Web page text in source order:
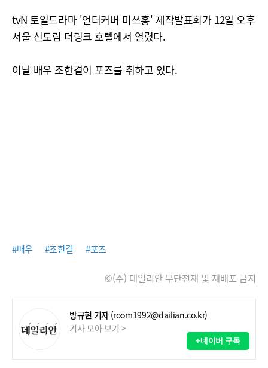
tvN 토일드라마 '언더커버 미쓰홍' 제작발표회가 12일 오후
서울 신도림 더링크 호텔에서 열렸다.
이날 배우 조한결이 포즈를 취하고 있다.
#배우 #조한결 #포즈
©(주) 데일리안 무단전재 및 재배포 금지
방규현 기자 (room1992@dailian.co.kr)
기사 모아 보기 >
+네이버 구독